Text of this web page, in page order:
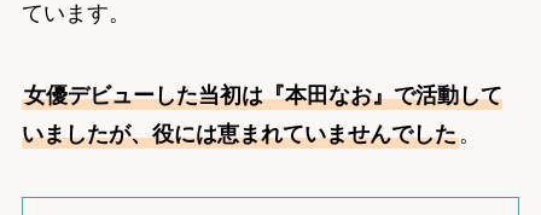
ています。
女優デビューした当初は『本田なお』で活動して
いましたが、役には恵まれていませんでした。